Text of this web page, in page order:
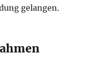
gelangen.